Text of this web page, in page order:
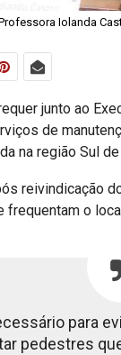
Iolanda
junto ao
de
na região Sul
reivindicação
o
para
pedestres